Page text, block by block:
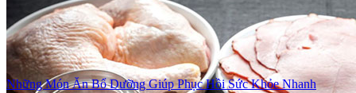
Những Món Ăn Bổ Dưỡng Giúp Phục Hồi Sức Khỏe Nhanh